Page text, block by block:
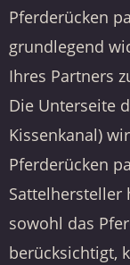
Pferderücken
grundlegend
Ihres Partners
Die Unterseite
Kissenkanal)
Pferderücken
Sattelhersteller
sowohl das
berücksichtigt,